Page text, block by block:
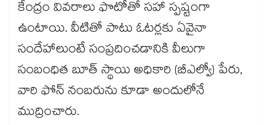
కేంద్రం వివరాలు ఫొటోతో సహా స్పష్టంగా
ఉంటాయి. వీటితో పాటు ఓటర్లకు ఏవైనా
సందేహాలుంటే సంప్రదించడానికి వీలుగా
సంబంధిత బూత్ స్థాయి అధికారి (బీఎల్వో) పేరు,
వారి ఫోన్ నంబరును కూడా అందులోనే
ముద్రించారు.